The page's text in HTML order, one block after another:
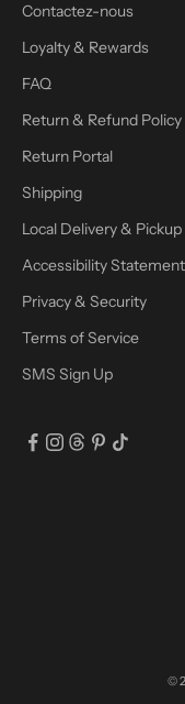
Contactez-nous
Loyalty & Rewards
FAQ
Return & Refund Policy
Return Portal
Shipping
Local Delivery & Pickup
Accessibility Statement
Privacy & Security
Terms of Service
SMS Sign Up
©